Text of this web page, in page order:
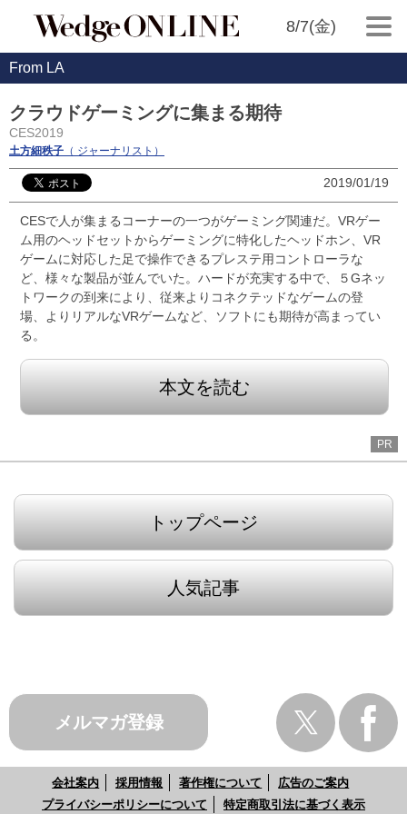
8/7(金)
From LA
クラウドゲーミングに集まる期待
CES2019
土方細秩子 （ ジャーナリスト）
2019/01/19
CESで人が集まるコーナーの一つがゲーミング関連だ。VRゲー
ム用のヘッドセットからゲーミングに特化したヘッドホン、VR
ゲームに対応した足で操作できるプレステ用コントローラな
ど、様々な製品が並んでいた。ハードが充実する中で、５Gネッ
トワークの到来により、従来よりコネクテッドなゲームの登
場、よりリアルなVRゲームなど、ソフトにも期待が高まってい
る。
本文を読む
PR
トップページ
人気記事
メルマガ登録
会社案内 採用情報 著作権について
広告のご案内
プライバシーポリシーについて
特定商取引法に基づく表示